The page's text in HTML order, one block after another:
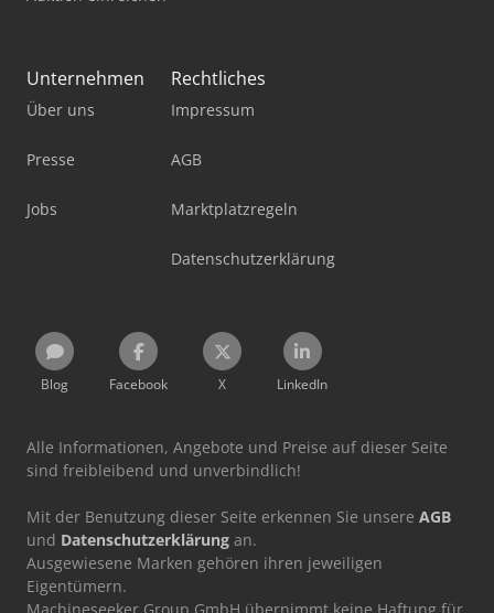
Unternehmen
Über uns
Presse
Jobs
Rechtliches
Impressum
AGB
Marktplatzregeln
Datenschutzerklärung
Blog Facebook X LinkedIn
Alle Informationen, Angebote und Preise auf dieser Seite
sind freibleibend und unverbindlich!
Mit der Benutzung dieser Seite erkennen Sie unsere AGB
und Datenschutzerklärung an.
Ausgewiesene Marken gehören ihren jeweiligen
Eigentümern.